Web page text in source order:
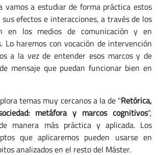
vamos a estudiar de forma práctica estos
efectos e interacciones, a través de los
en los medios de comunicación y en
Lo haremos con vocación de intervención
a la vez de entender esos marcos y de
mensaje que puedan funcionar bien en
temas muy cercanos a la de "Retórica,
metáfora y marcos cognitivos",
manera más práctica y aplicada. Los
que aplicaremos pueden usarse en
analizados en el resto del Máster.